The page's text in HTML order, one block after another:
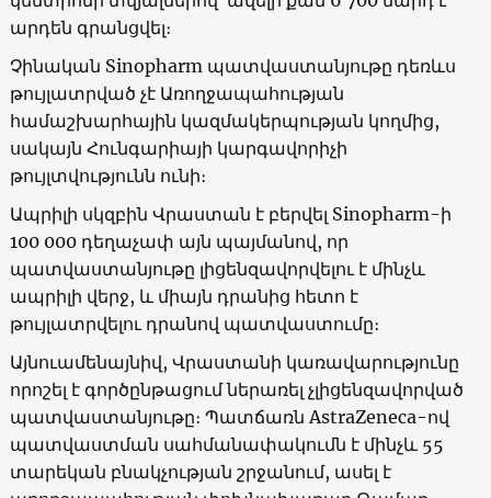
արդեն գրանցվել։
Չինական Sinopharm պատվաստանյութը դեռևս
թույլատրված չէ Առողջապահության
համաշխարհային կազմակերպության կողմից,
սակայն Հունգարիայի կարգավորիչի
թույլտվությունն ունի։
Ապրիլի սկզբին Վրաստան է բերվել Sinopharm-ի
100 000 դեղաչափ այն պայմանով, որ
պատվաստանյութը լիցենզավորվելու է մինչև
ապրիլի վերջ, և միայն դրանից հետո է
թույլատրվելու դրանով պատվաստումը։
Այնուամենայնիվ, Վրաստանի կառավարությունը
որոշել է գործընթացում ներառել չլիցենզավորված
պատվաստանյութը։ Պատճառն AstraZeneca-ով
պատվաստման սահմանափակումն է մինչև 55
տարեկան բնակչության շրջանում, ասել է